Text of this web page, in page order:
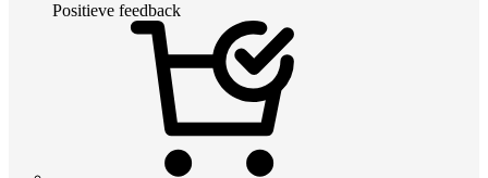
Positieve feedback